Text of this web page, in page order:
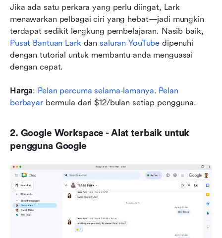
Jika ada satu perkara yang perlu diingat, Lark
menawarkan pelbagai ciri yang hebat—jadi mungkin
Pusat Bantuan Lark dan saluran YouTube dipenuhi
dengan tutorial untuk membantu anda menguasai
dengan cepat.
Harga: Pelan percuma selama-lamanya. Pelan
berbayar bermula dari $12/bulan setiap pengguna.
2. Google Workspace - Alat terbaik untuk
pengguna Google